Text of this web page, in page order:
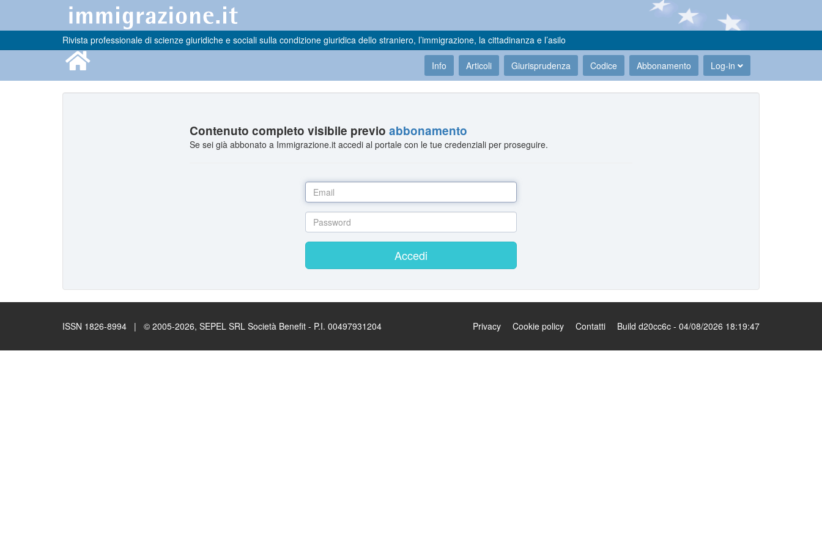
Rivista professionale di scienze giuridiche e sociali sulla condizione giuridica dello straniero, l’immigrazione, la cittadinanza e l’asilo
Info Articoli Giurisprudenza Codice Abbonamento Log-in
Contenuto completo visibile previoabbonamento
Se sei già abbonato a Immigrazione.it accedi al portale con le tue credenziali per proseguire.
Accedi
ISSN 1826-8994 | © 2005-2026, SEPEL SRL Società Benefit - P.I. 00497931204 Privacy Cookie policy Contatti Build d20cc6c - 04/08/2026 18:19:47